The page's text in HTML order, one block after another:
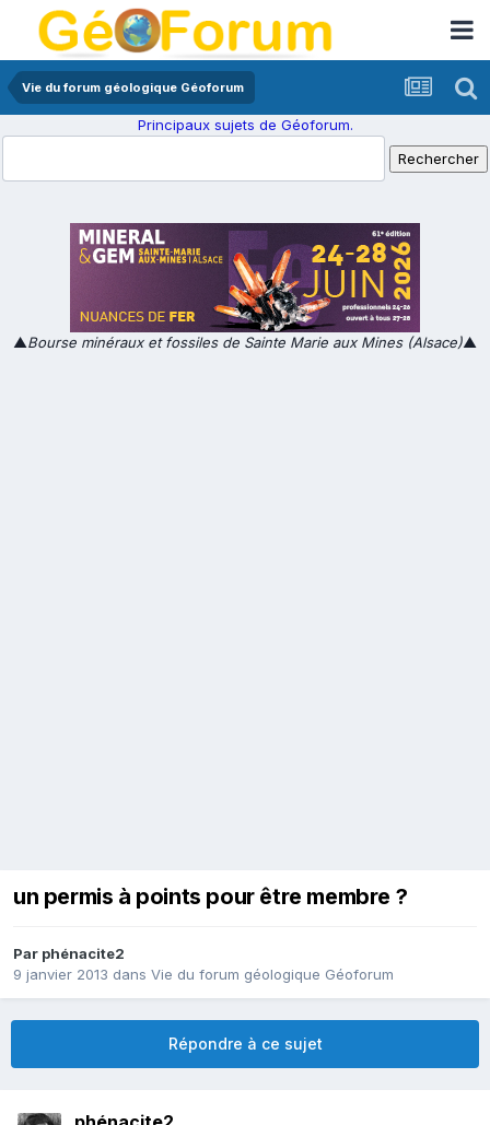
Vie du forum géologique Géoforum
Principaux sujets de Géoforum.
▲Bourse minéraux et fossiles de Sainte Marie aux Mines (Alsace)▲
un permis à points pour être membre ?
Par phénacite2
9 janvier 2013 dans Vie du forum géologique Géoforum
Répondre à ce sujet